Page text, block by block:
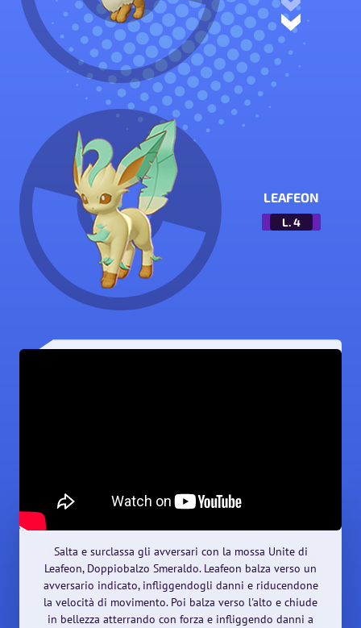
LEAFEON
L.4
Salta e surclassa gli avversari con la mossa Unite di
Leafeon, Doppiobalzo Smeraldo. Leafeon balza verso un
avversario indicato, infliggendogli danni e riducendone
la velocità di movimento. Poi balza verso l'alto e chiude
in bellezza atterrando con forza e infliggendo danni a